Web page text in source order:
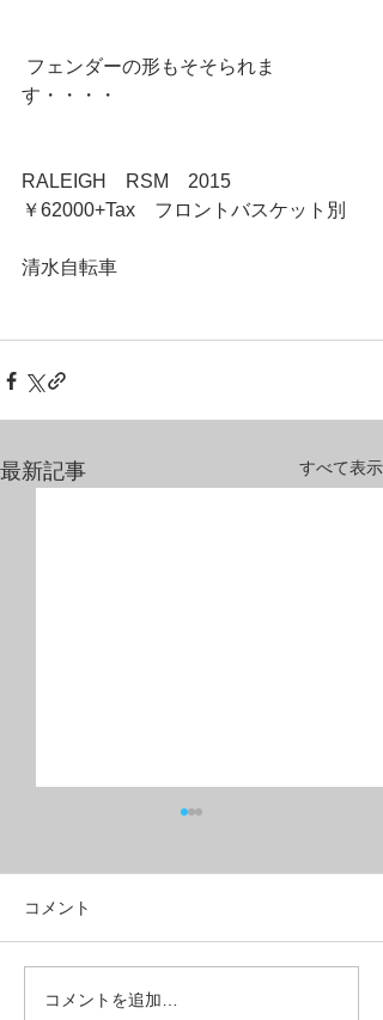
す・・・・
RALEIGH　RSM　2015
￥62000+Tax　フロントバスケット別
清水自転車
最新記事 すべて表示
フルリジッドMTB？グラ
コメント
コメントを追加…